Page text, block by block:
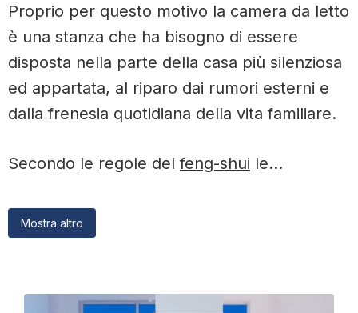
Proprio per questo motivo la camera da letto
è una stanza che ha bisogno di essere
disposta nella parte della casa più silenziosa
ed appartata, al riparo dai rumori esterni e
dalla frenesia quotidiana della vita familiare.
Secondo le regole delfeng-shui le...
Mostra altro